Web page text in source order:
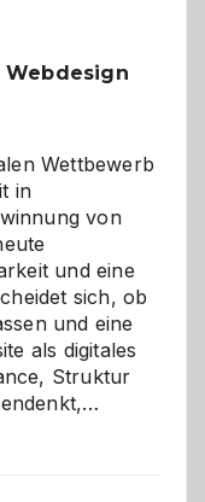
Webdesign
Wettbewerb
in
von
und eine
sich, ob
und eine
als digitales
Struktur